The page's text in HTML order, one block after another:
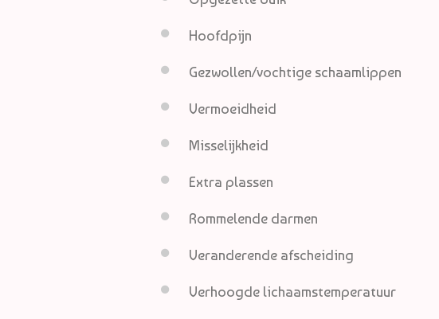
Hoofdpijn
Gezwollen/vochtige schaamlippen
Vermoeidheid
Misselijkheid
Extra plassen
Rommelende darmen
Veranderende afscheiding
Verhoogde lichaamstemperatuur